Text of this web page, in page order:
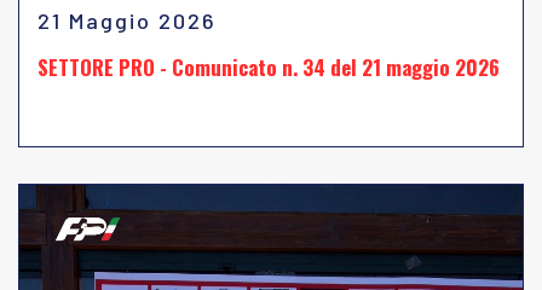
21 Maggio 2026
SETTORE PRO - Comunicato n. 34 del 21 maggio 2026